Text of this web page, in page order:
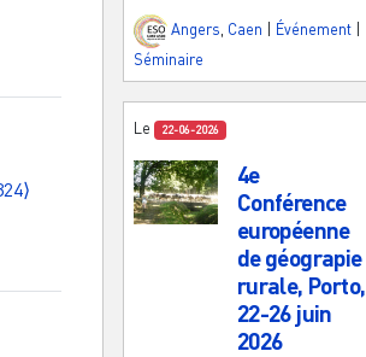
Angers, Caen Événement
Séminaire
Le 22-06-2026
4e
Conférence
européenne
de géograpie
rurale, Porto,
22-26 juin
2026